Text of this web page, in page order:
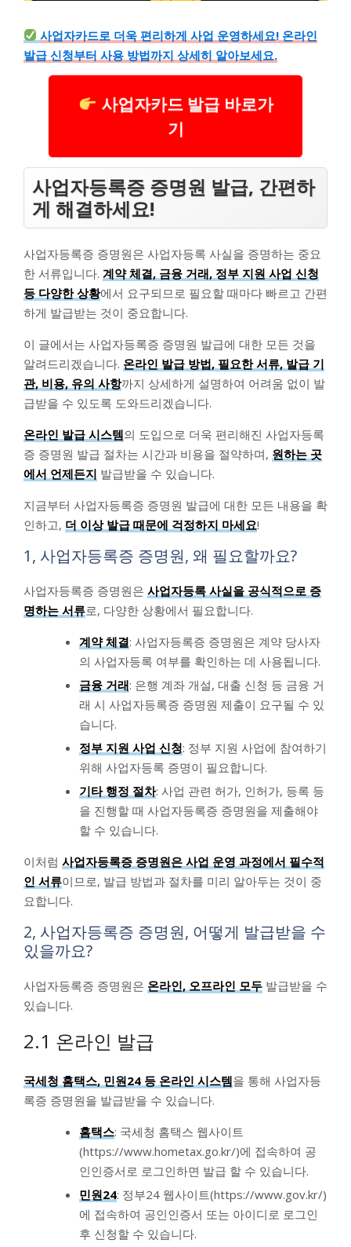
사업자카드로 더욱 편리하게 사업 운영하세요! 온라인
발급 신청부터 사용 방법까지 상세히 알아보세요.
사업자카드 발급 바로가
기
사업자등록증 증명원 발급, 간편하
게 해결하세요!
사업자등록증 증명원은 사업자등록 사실을 증명하는 중요
한 서류입니다. 계약 체결, 금융 거래, 정부 지원 사업 신청
등 다양한 상황에서 요구되므로 필요할 때마다 빠르고 간편
하게 발급받는 것이 중요합니다.
이 글에서는 사업자등록증 증명원 발급에 대한 모든 것을
알려드리겠습니다. 온라인 발급 방법, 필요한 서류, 발급 기
관, 비용, 유의 사항까지 상세하게 설명하여 어려움 없이 발
급받을 수 있도록 도와드리겠습니다.
온라인 발급 시스템의 도입으로 더욱 편리해진 사업자등록
증 증명원 발급 절차는 시간과 비용을 절약하며, 원하는 곳
에서 언제든지 발급받을 수 있습니다.
지금부터 사업자등록증 증명원 발급에 대한 모든 내용을 확
인하고, 더 이상 발급 때문에 걱정하지 마세요!
1, 사업자등록증 증명원, 왜 필요할까요?
사업자등록증 증명원은 사업자등록 사실을 공식적으로 증
명하는 서류로, 다양한 상황에서 필요합니다.
계약 체결: 사업자등록증 증명원은 계약 당사자
의 사업자등록 여부를 확인하는 데 사용됩니다.
금융 거래: 은행 계좌 개설, 대출 신청 등 금융 거
래 시 사업자등록증 증명원 제출이 요구될 수 있
습니다.
정부 지원 사업 신청: 정부 지원 사업에 참여하기
위해 사업자등록 증명이 필요합니다.
기타 행정 절차: 사업 관련 허가, 인허가, 등록 등
을 진행할 때 사업자등록증 증명원을 제출해야
할 수 있습니다.
이처럼 사업자등록증 증명원은 사업 운영 과정에서 필수적
인 서류이므로, 발급 방법과 절차를 미리 알아두는 것이 중
요합니다.
2, 사업자등록증 증명원, 어떻게 발급받을 수
있을까요?
사업자등록증 증명원은 온라인, 오프라인 모두 발급받을 수
있습니다.
2.1 온라인 발급
국세청 홈택스, 민원24 등 온라인 시스템을 통해 사업자등
록증 증명원을 발급받을 수 있습니다.
홈택스: 국세청 홈택스 웹사이트
(https://www.hometax.go.kr/)에 접속하여 공
인인증서로 로그인하면 발급 할 수 있습니다.
민원24: 정부24 웹사이트(https://www.gov.kr/)
에 접속하여 공인인증서 또는 아이디로 로그인
후 신청할 수 있습니다.